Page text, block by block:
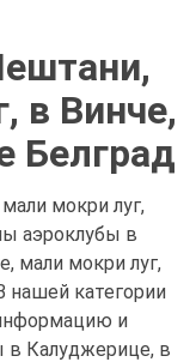
в Винче,
Белград
мокри луг,
аэроклубы в
мали мокри луг,
нашей категории
и
в Калуджерице, в